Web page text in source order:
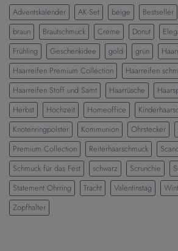
Frisuren
für
einen
eleganten
und
modernen
Look
Adventskalender AK-Set beige Bestseller
braun
Brautschmuck Creme Donut
Frühling
Geschenkidee gold grün
Haarreifen Premium Collection
Haarreifen
Haarreifen Stoff und Samt
Haarrüsche
Herbst
Hochzeit Homeoffice
Knotenringpolster
Kommunion Ohrstecker
Premium Collection
Reiterhaarschmuck
Schmuck für das Fest
schwarz Scrunchie
Statement Ohrring
Tracht Valentinstag
Zopfhalter